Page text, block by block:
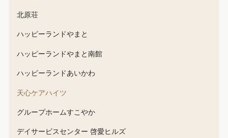
北原荘
ハッピーランドやまと
ハッピーランドやまと南館
ハッピーランドあいかわ
天心ケアハイツ
グループホームすこやか
デイサービスセンター 啓愛ヒルズ